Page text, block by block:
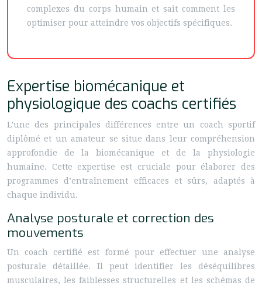
complexes du corps humain et sait comment les
optimiser pour atteindre vos objectifs spécifiques.
Expertise biomécanique et
physiologique des coachs certifiés
L’une des principales différences entre un coach sportif
diplômé et un amateur se situe dans leur compréhension
approfondie de la biomécanique et de la physiologie
humaine. Cette expertise est cruciale pour élaborer des
programmes d’entraînement efficaces et sûrs, adaptés à
chaque individu.
Analyse posturale et correction des
mouvements
Un coach certifié est formé pour effectuer une analyse
posturale détaillée. Il peut identifier les déséquilibres
musculaires, les faiblesses structurelles et les schémas de